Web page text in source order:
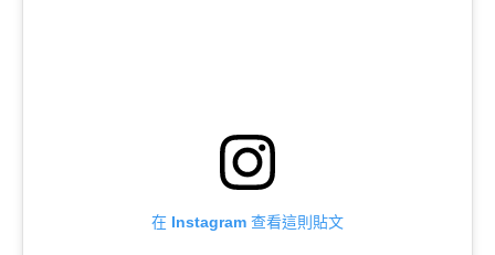
在 Instagram 查看這則貼文